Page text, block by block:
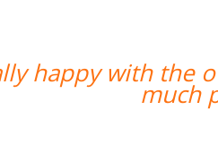
happy with the
much